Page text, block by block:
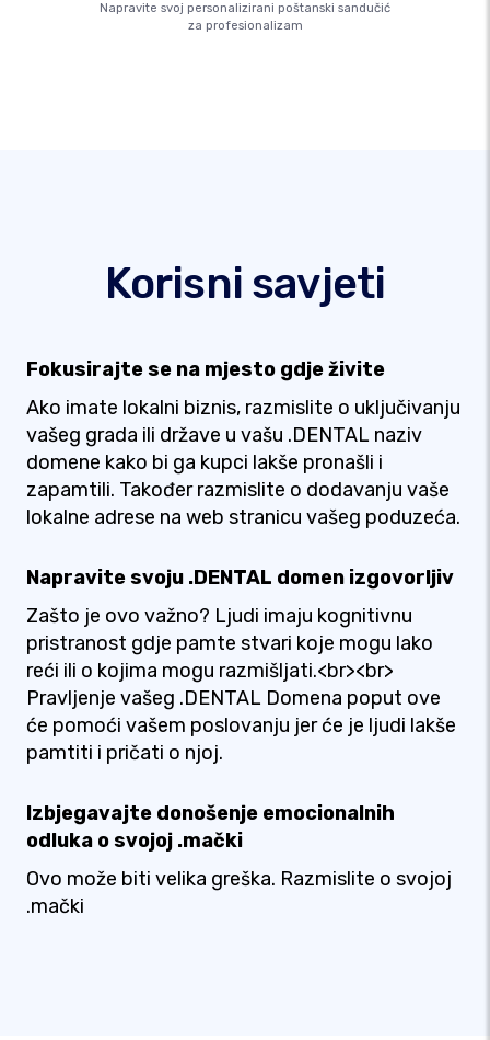
Napravite svoj personalizirani poštanski sandučić
za profesionalizam
Korisni savjeti
Fokusirajte se na mjesto gdje živite
Ako imate lokalni biznis, razmislite o uključivanju
vašeg grada ili države u vašu .DENTAL naziv
domene kako bi ga kupci lakše pronašli i
zapamtili. Također razmislite o dodavanju vaše
lokalne adrese na web stranicu vašeg poduzeća.
Napravite svoju .DENTAL domen izgovorljiv
Zašto je ovo važno? Ljudi imaju kognitivnu
pristranost gdje pamte stvari koje mogu lako
reći ili o kojima mogu razmišljati.<br><br>
Pravljenje vašeg .DENTAL Domena poput ove
će pomoći vašem poslovanju jer će je ljudi lakše
pamtiti i pričati o njoj.
Izbjegavajte donošenje emocionalnih
odluka o svojoj .mački
Ovo može biti velika greška. Razmislite o svojoj
.mački